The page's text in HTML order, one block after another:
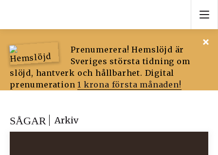
Prenumerera! Hemslöjd är
Sveriges största tidning om
slöjd, hantverk och hållbarhet. Digital
prenumeration1 krona första månaden!
SÅGAR Arkiv